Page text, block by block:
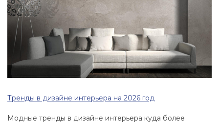
Тренды в дизайне интерьера на 2026 год
Модные тренды в дизайне интерьера куда более